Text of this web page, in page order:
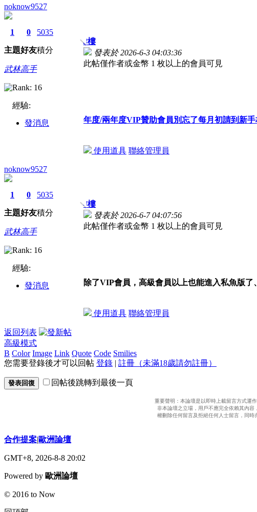
noknow9527
1
主題
0
好友
5035
積分
武林高手
經驗:
發消息
3樓
發表於 2026-6-3 04:03:36
此帖僅作者或金幣 1 枚以上的會員可見
年度/兩年度VIP贊助會員別忘了每月初請到新手
使用道具 聯絡管理員
noknow9527
1
主題
0
好友
5035
積分
武林高手
經驗:
發消息
4樓
發表於 2026-6-7 04:07:56
此帖僅作者或金幣 1 枚以上的會員可見
除了VIP會員，高級會員以上也能進入私魚版了
使用道具 聯絡管理員
返回列表
高級模式
B Color Image Link Quote Code Smilies
您需要登錄後才可以回帖 登錄 | 註冊（未滿18歲請勿註冊）
發表回復 回帖後跳轉到最後一頁
重要聲明：本論壇是以即時上載留言方式運
非本論壇之立場，用戶不應完全依賴其內
權刪除任何留言及拒絕任何人士留言，同時
合作提案|歐洲論壇
GMT+8, 2026-8-8 20:02
Powered by 歐洲論壇
© 2016 to Now